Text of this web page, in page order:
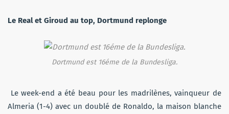
Le Real et Giroud au top, Dortmund replonge
Dortmund est 16éme de la Bundesliga.
Le week-end a été beau pour les madrilènes, vainqueur de
Almeria (1-4) avec un doublé de Ronaldo, la maison blanche